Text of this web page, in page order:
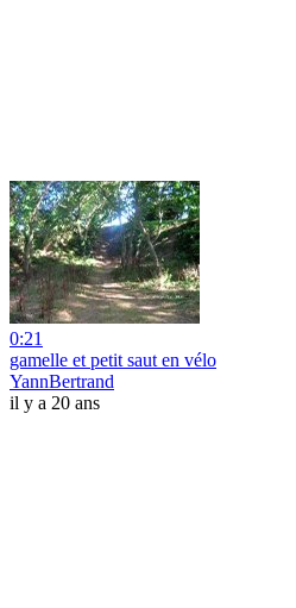
0:21
gamelle et petit saut en vélo
YannBertrand
il y a 20 ans